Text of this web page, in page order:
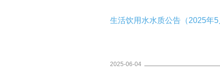
生活饮用水水质公告（2025年
2025-06-04